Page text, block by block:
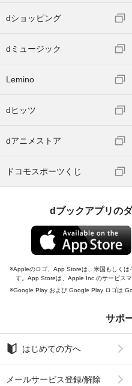
dショッピング
dミュージック
Lemino
dヒッツ
dアニメストア
ドコモスポーツくじ
dブックアプリの
Appleのロゴ、App Storeは、米国もしく
す。App Storeは、Apple Inc.のサービスマ
Google Play および Google Play ロゴは
サポ
はじめての方へ
メールサービス登録/解除